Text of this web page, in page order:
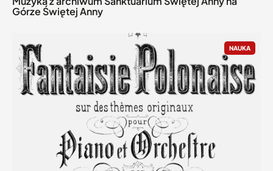
Górze Świętej Anny
NAUKA